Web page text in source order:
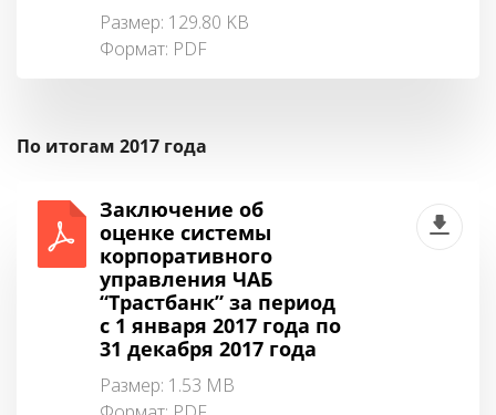
Размер: 129.80 KB
Формат: PDF
По итогам 2017 года
Заключение об
оценке системы
корпоративного
управления ЧАБ
“Трастбанк” за период
с 1 января 2017 года по
31 декабря 2017 года
Размер: 1.53 MB